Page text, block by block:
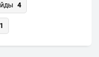
4
1